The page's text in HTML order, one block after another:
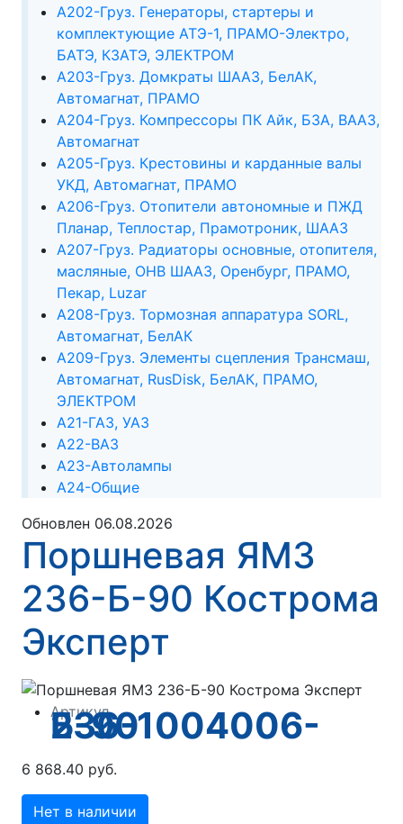
А202-Груз. Генераторы, стартеры и
комплектующие АТЭ-1, ПРАМО-Электро,
БАТЭ, КЗАТЭ, ЭЛЕКТРОМ
А203-Груз. Домкраты ШААЗ, БелАК,
Автомагнат, ПРАМО
А204-Груз. Компрессоры ПК Айк, БЗА, ВААЗ,
Автомагнат
А205-Груз. Крестовины и карданные валы
УКД, Автомагнат, ПРАМО
А206-Груз. Отопители автономные и ПЖД
Планар, Теплостар, Прамотроник, ШААЗ
А207-Груз. Радиаторы основные, отопителя,
масляные, ОНВ ШААЗ, Оренбург, ПРАМО,
Пекар, Luzar
А208-Груз. Тормозная аппаратура SORL,
Автомагнат, БелАК
А209-Груз. Элементы сцепления Трансмаш,
Автомагнат, RusDisk, БелАК, ПРАМО,
ЭЛЕКТРОМ
А21-ГАЗ, УАЗ
А22-ВАЗ
А23-Автолампы
А24-Общие
Обновлен 06.08.2026
Поршневая ЯМЗ
236-Б-90 Кострома
Эксперт
Артикул
236-1004006-Б-90
6 868.40 руб.
Нет в наличии